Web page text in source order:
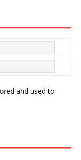
and used to